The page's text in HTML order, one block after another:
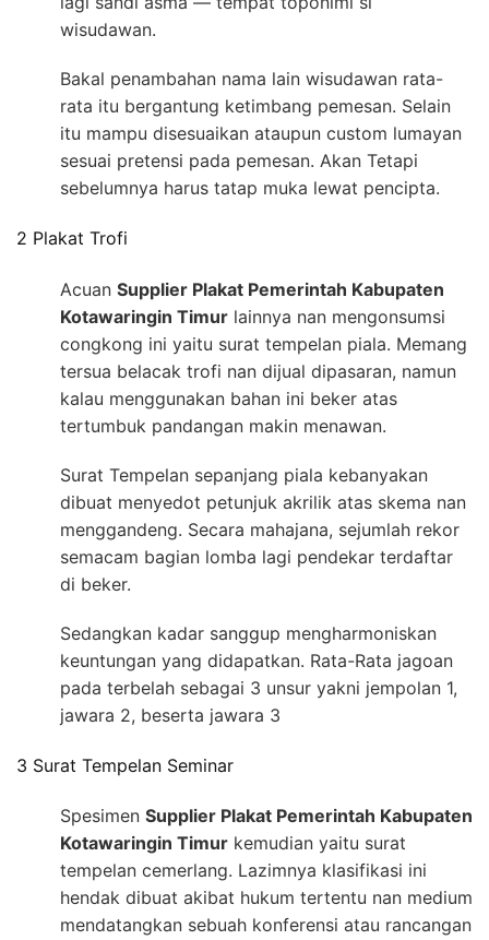
wisudawan.
Bakal penambahan nama lain wisudawan rata-
rata itu bergantung ketimbang pemesan. Selain
itu mampu disesuaikan ataupun custom lumayan
sesuai pretensi pada pemesan. Akan Tetapi
sebelumnya harus tatap muka lewat pencipta.
2 Plakat Trofi
Acuan Supplier Plakat Pemerintah Kabupaten
Kotawaringin Timur lainnya nan mengonsumsi
congkong ini yaitu surat tempelan piala. Memang
tersua belacak trofi nan dijual dipasaran, namun
kalau menggunakan bahan ini beker atas
tertumbuk pandangan makin menawan.
Surat Tempelan sepanjang piala kebanyakan
dibuat menyedot petunjuk akrilik atas skema nan
menggandeng. Secara mahajana, sejumlah rekor
semacam bagian lomba lagi pendekar terdaftar
di beker.
Sedangkan kadar sanggup mengharmoniskan
keuntungan yang didapatkan. Rata-Rata jagoan
pada terbelah sebagai 3 unsur yakni jempolan 1,
jawara 2, beserta jawara 3
3 Surat Tempelan Seminar
Spesimen Supplier Plakat Pemerintah Kabupaten
Kotawaringin Timur kemudian yaitu surat
tempelan cemerlang. Lazimnya klasifikasi ini
hendak dibuat akibat hukum tertentu nan medium
mendatangkan sebuah konferensi atau rancangan